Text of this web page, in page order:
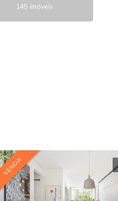
145 imóveis
VENDA